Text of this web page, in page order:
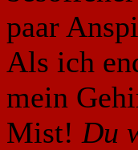
paar
Als ich
mein
Mist! Du